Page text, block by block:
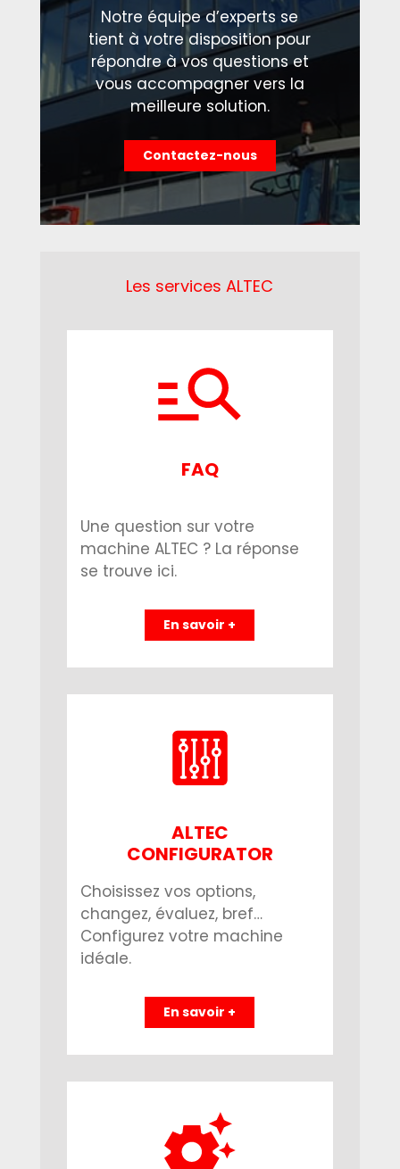
Notre équipe d’experts se
tient à votre disposition pour
répondre à vos questions et
vous accompagner vers la
meilleure solution.
Contactez-nous
Les services ALTEC
FAQ
Une question sur votre
machine ALTEC ? La réponse
se trouve ici.
En savoir +
ALTEC
CONFIGURATOR
Choisissez vos options,
changez, évaluez, bref…
Configurez votre machine
idéale.
En savoir +